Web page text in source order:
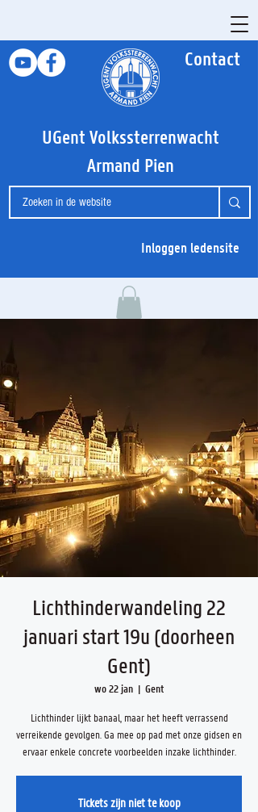
Contact
UGent Volkssterrenwacht
Armand Pien
Inloggen ledensite
Lichthinderwandeling 22
januari start 19u (doorheen
Gent)
wo 22 jan
  |
Gent
Lichthinder lijkt banaal, maar het heeft verrassend
verreikende gevolgen. Ga mee op pad met onze gidsen en
ervaar enkele concrete voorbeelden inzake lichthinder.
Tickets zijn niet te koop